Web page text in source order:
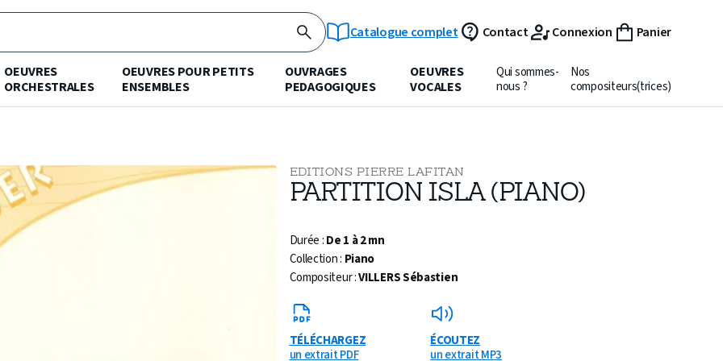
Catalogue complet Contact Connexion Panier
OEUVRES
ORCHESTRALES
OEUVRES POUR PETITS
ENSEMBLES
OUVRAGES
PEDAGOGIQUES
OEUVRES
VOCALES
Qui sommes-
nous ?
Nos
compositeurs(trices)
EDITIONS PIERRE LAFITAN
PARTITION ISLA (PIANO)
Durée :De 1 à 2 mn
Collection : Piano
Compositeur :VILLERS Sébastien
TÉLÉCHARGEZ
un extrait PDF
ÉCOUTEZ
un extrait MP3